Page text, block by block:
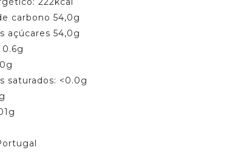
carbono 54,0g
açúcares 54,0g
saturados: <0.0g